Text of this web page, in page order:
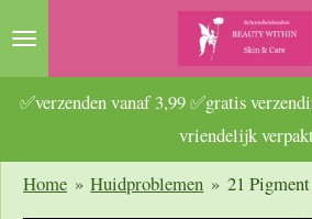
Ga
naar
hoofdinhoud
✅verzenden vanaf 3,99 ✅gratis
vriendelijk
Home » Huidproblemen » 21